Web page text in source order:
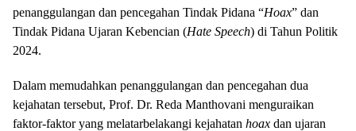
penanggulangan dan pencegahan Tindak Pidana “Hoax” dan
Tindak Pidana Ujaran Kebencian (Hate Speech) di Tahun Politik
2024.
Dalam memudahkan penanggulangan dan pencegahan dua
kejahatan tersebut, Prof. Dr. Reda Manthovani menguraikan
faktor-faktor yang melatarbelakangi kejahatan hoax dan ujaran